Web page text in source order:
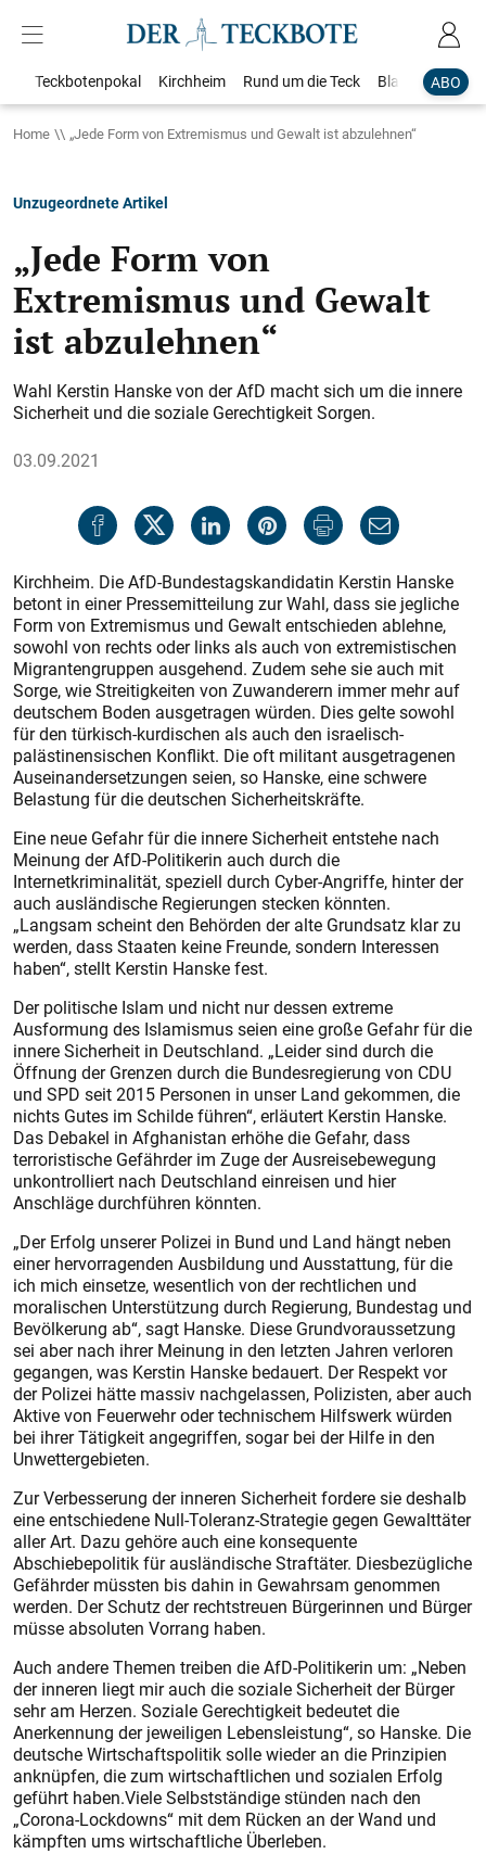
ABO
Teckbotenpokal Kirchheim Rund um die Teck Blaulicht
Home „Jede Form von Extremismus und Gewalt ist abzulehnen“
Unzugeordnete Artikel
„Jede Form von
Extremismus und Gewalt
ist abzulehnen“
Wahl Kerstin Hanske von der AfD macht sich um die innere
Sicherheit und die soziale Gerechtigkeit Sorgen.
03.09.2021
Kirchheim. Die AfD-Bundestagskandidatin Kerstin Hanske
betont in einer Pressemitteilung zur Wahl, dass sie jegliche
Form von Extremismus und Gewalt entschieden ablehne,
sowohl von rechts oder links als auch von extremistischen
Migrantengruppen ausgehend. Zudem sehe sie auch mit
Sorge, wie Streitigkeiten von Zuwanderern immer mehr auf
deutschem Boden ausgetragen würden. Dies gelte sowohl
für den türkisch-kurdischen als auch den israelisch-
palästinensischen Konflikt. Die oft militant ausgetragenen
Auseinandersetzungen seien, so Hanske, eine schwere
Belastung für die deutschen Sicherheitskräfte.
Eine neue Gefahr für die innere Sicherheit entstehe nach
Meinung der AfD-Politikerin auch durch die
Internetkriminalität, speziell durch Cyber-Angriffe, hinter der
auch ausländische Regierungen stecken könnten.
„Langsam scheint den Behörden der alte Grundsatz klar zu
werden, dass Staaten keine Freunde, sondern Interessen
haben“, stellt Kerstin Hanske fest.
Der politische Islam und nicht nur dessen extreme
Ausformung des Islamismus seien eine große Gefahr für die
innere Sicherheit in Deutschland. „Leider sind durch die
Öffnung der Grenzen durch die Bundesregierung von CDU
und SPD seit 2015 Personen in unser Land gekommen, die
nichts Gutes im Schilde führen“, erläutert Kerstin Hanske.
Das Debakel in Afghanistan erhöhe die Gefahr, dass
terroristische Gefährder im Zuge der Ausreisebewegung
unkontrolliert nach Deutschland einreisen und hier
Anschläge durchführen könnten.
„Der Erfolg unserer Polizei in Bund und Land hängt neben
einer hervorragenden Ausbildung und Ausstattung, für die
ich mich einsetze, wesentlich von der rechtlichen und
moralischen Unterstützung durch Regierung, Bundestag und
Bevölkerung ab“, sagt Hanske. Diese Grundvoraussetzung
sei aber nach ihrer Meinung in den letzten Jahren verloren
gegangen, was Kerstin Hanske bedauert. Der Respekt vor
der Polizei hätte massiv nachgelassen, Polizisten, aber auch
Aktive von Feuerwehr oder technischem Hilfswerk würden
bei ihrer Tätigkeit angegriffen, sogar bei der Hilfe in den
Unwettergebieten.
Zur Verbesserung der inneren Sicherheit fordere sie deshalb
eine entschiedene Null-Toleranz-Strategie gegen Gewalttäter
aller Art. Dazu gehöre auch eine konsequente
Abschiebepolitik für ausländische Straftäter. Diesbezügliche
Gefährder müssten bis dahin in Gewahrsam genommen
werden. Der Schutz der rechtstreuen Bürgerinnen und Bürger
müsse absoluten Vorrang haben.
Auch andere Themen treiben die AfD-Politikerin um: „Neben
der inneren liegt mir auch die soziale Sicherheit der Bürger
sehr am Herzen. Soziale Gerechtigkeit bedeutet die
Anerkennung der jeweiligen Lebensleistung“, so Hanske. Die
deutsche Wirtschaftspolitik solle wieder an die Prinzipien
anknüpfen, die zum wirtschaftlichen und sozialen Erfolg
geführt haben.Viele Selbstständige stünden nach den
„Corona-Lockdowns“ mit dem Rücken an der Wand und
kämpften ums wirtschaftliche Überleben.